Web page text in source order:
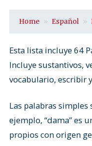
Home Español
Esta lista incluye 64
Incluye sustantivos,
vocabulario, escribir
Las palabras
ejemplo, “dama” es
propios con origen